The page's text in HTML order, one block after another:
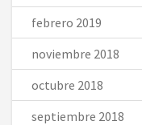
febrero 2019
noviembre 2018
octubre 2018
septiembre 2018